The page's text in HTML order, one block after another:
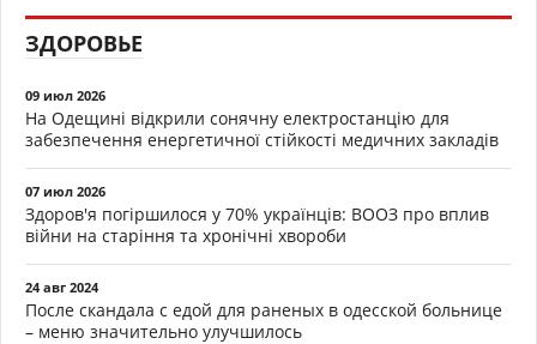
ЗДОРОВЬЕ
09 июл 2026
На Одещині відкрили сонячну електростанцію для
забезпечення енергетичної стійкості медичних закладів
07 июл 2026
Здоров'я погіршилося у 70% українців: ВООЗ про вплив
війни на старіння та хронічні хвороби
24 авг 2024
После скандала с едой для раненых в одесской больнице
– меню значительно улучшилось